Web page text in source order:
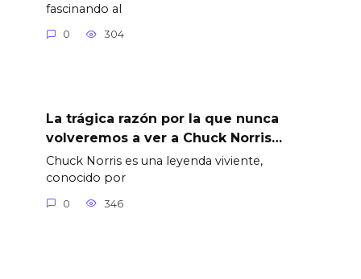
fascinando al
0 304
La trágica razón por la que nunca
volveremos a ver a Chuck Norris…
Chuck Norris es una leyenda viviente,
conocido por
0 346